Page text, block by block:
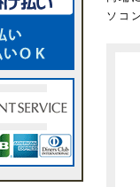
ソコ